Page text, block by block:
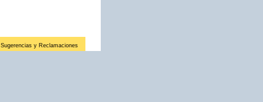
Sugerencias y Reclamaciones